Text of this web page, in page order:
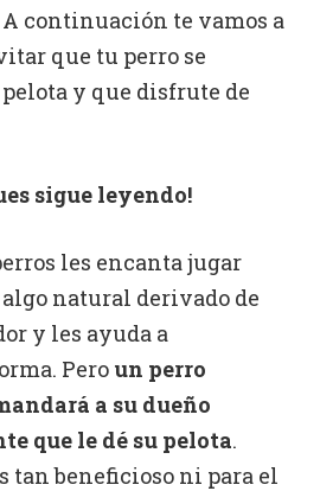
continuación te vamos a
que tu perro se
y que disfrute de
sigue leyendo!
les encanta jugar
algo natural derivado de
y les ayuda a
Pero un perro
a su dueño
que le dé su pelota.
tan beneficioso ni para el